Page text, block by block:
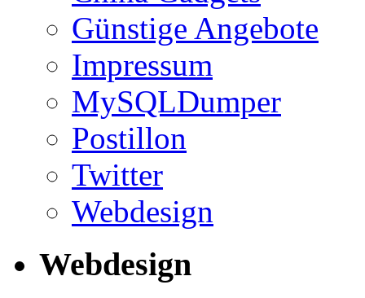
Günstige Angebote
Impressum
MySQLDumper
Postillon
Twitter
Webdesign
Webdesign